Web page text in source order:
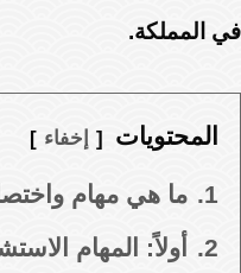
في المملكة.
المحتويات إخفاء
1.
ما هي مهام
2.
أولاً: المهام